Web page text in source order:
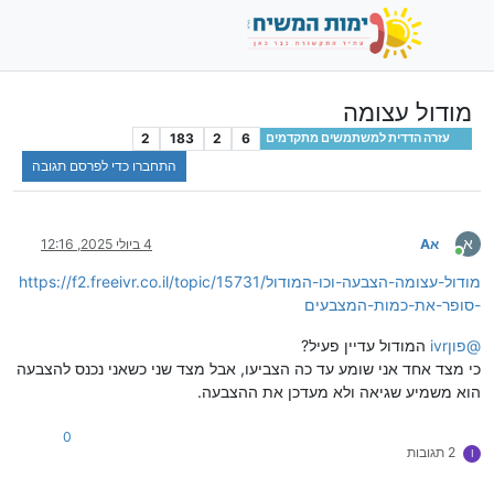
מודול עצומה
עזרה הדדית למשתמשים מתקדמים 6
2
183
2
התחברו כדי לפרסם תגובה
א
מחובר
אA 4 ביולי 2025, 12:16
https://f2.freeivr.co.il/topic/15731/מודול-עצומה-הצבעה-וכו-המודול
-סופר-את-כמות-המצבעים
@ivrפון
המודול עדיין פעיל?
כי מצד אחד אני שומע עד כה הצביעו, אבל מצד שני כשאני נכנס להצבעה
הוא משמיע שגיאה ולא מעדכן את ההצבעה.
I 2 תגובות
0